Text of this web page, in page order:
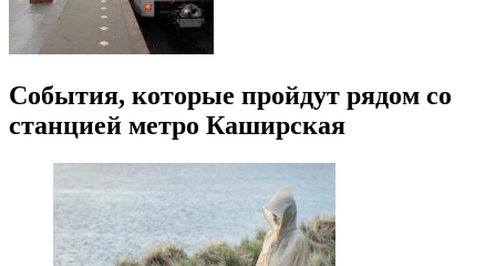
События, которые пройдут рядом со
станцией метро Каширская